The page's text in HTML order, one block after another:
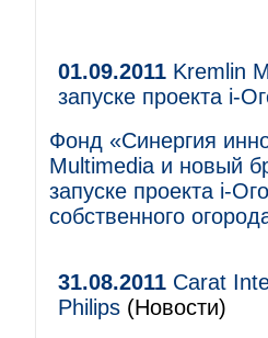
01.09.2011 Kremlin
запуске проекта i-
Фонд «Синергия
Multimedia и новый
запуске проекта i-
собственного
31.08.2011 Carat
Philips (Новости)